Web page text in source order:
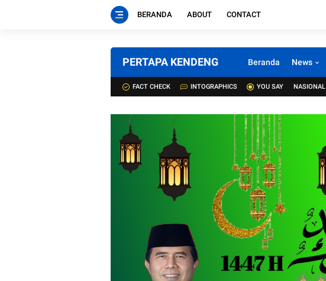
BERANDA ABOUT CONTACT
PERTAPA KENDENG Beranda News
FACT CHECK INTOGRAPHICS YOU SAY NASIONAL